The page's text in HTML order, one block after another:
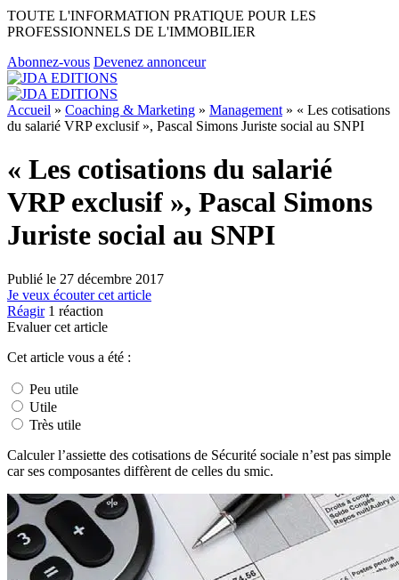
TOUTE L'INFORMATION PRATIQUE POUR LES
PROFESSIONNELS DE L'IMMOBILIER
Abonnez-vous Devenez annonceur
Accueil » Coaching & Marketing » Management » « Les cotisations
du salarié VRP exclusif », Pascal Simons Juriste social au SNPI
« Les cotisations du salarié
VRP exclusif », Pascal Simons
Juriste social au SNPI
Publié le 27 décembre 2017
Je veux écouter cet article
Réagir 1 réaction
Evaluer cet article
Cet article vous a été :
Peu utile
Utile
Très utile
Calculer l’assiette des cotisations de Sécurité sociale n’est pas simple
car ses composantes diffèrent de celles du smic.